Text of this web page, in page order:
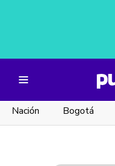
Nación Bogotá